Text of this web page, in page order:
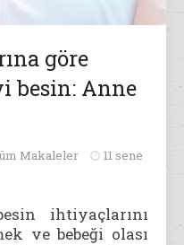
göre
besin: Anne
Makaleler
11 sene
ihtiyaçlarını
ve bebeği olası